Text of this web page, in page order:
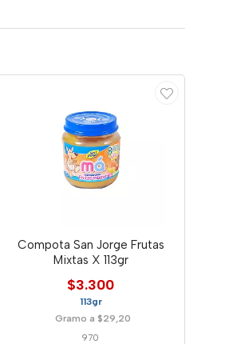
Compota San Jorge Frutas
Mixtas X 113gr
$3.300
113gr
Gramo a $29,20
970